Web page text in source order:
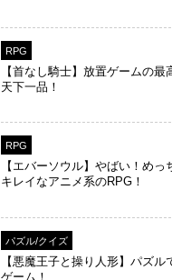
RPG
【首なし騎士】放置ゲームの
天下一品！
RPG
【エバーソウル】やばい！め
キレイなアニメ系のRPG！
パズル/クイズ
【悪魔王子と操り人形】パズ
ゲーム！